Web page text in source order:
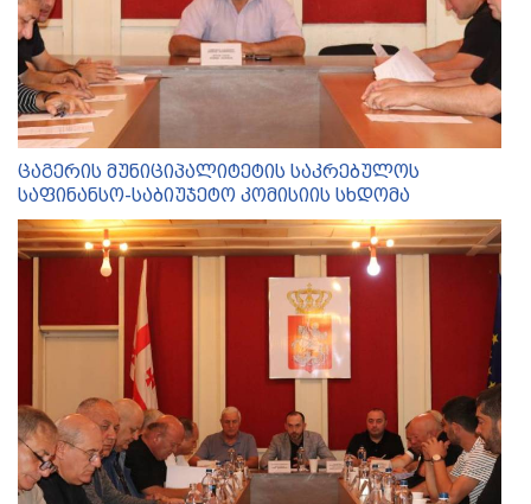
ცაგერის მუნიციპალიტეტის საკრებულოს
საფინანსო-საბიუჯეტო კომისიის სხდომა